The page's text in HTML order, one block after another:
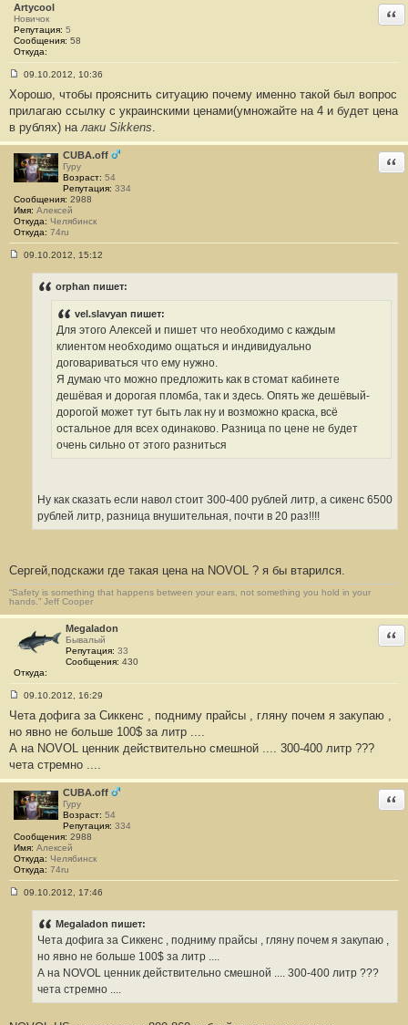
Artycool
Новичок
Репутация: 5
Сообщения: 58
Откуда:
о
о
б
щ
е
н
и
е
#
09.10.2012, 10:36
Хорошо, чтобы прояснить ситуацию почему именно такой был вопрос
прилагаю ссылку с украинскими ценами(умножайте на 4 и будет цена
в рублях) на лаки Sikkens
CUBA.off
Гуру
Возраст: 54
Репутация: 334
Сообщения: 2988
Имя: Алексей
Откуда: Челябинск
Откуда: 74ru
09.10.2012, 15:12
orphan пишет:
vel.slavyan пишет:
Для этого Алексей и пишет что необходимо с каждым
клиентом необходимо ощаться и индивидуально
договариваться что ему нужно.
Я думаю что можно предложить как в стомат кабинете
дешёвая и дорогая пломба, так и здесь. Опять же дешёвый-
дорогой может тут быть лак ну и возможно краска, всё
остальное для всех одинаково. Разница по цене не будет
очень сильно от этого разниться
Ну как сказать если навол стоит 300-400 рублей литр, а сикенс 6500
рублей литр, разница внушительная, почти в 20 раз!!!!
Сергей,подскажи где такая цена на NOVOL ? я бы втарился.
“Safety is something that happens between your ears, not something you hold in your
hands.” Jeff Cooper
Megaladon
Бывалый
Репутация: 33
Сообщения: 430
Откуда:
о
б
щ
н
и
е
#
6
09.10.2012, 16:29
Чета дофига за Сиккенс , подниму прайсы , гляну почем я закупаю ,
но явно не больше 100$ за литр ....
А на NOVOL ценник действительно смешной .... 300-400 литр ???
чета стремно ....
CUBA.off
Гуру
Возраст: 54
Репутация: 334
Сообщения: 2988
Имя: Алексей
Откуда: Челябинск
Откуда: 74ru
09.10.2012, 17:46
Megaladon пишет:
Чета дофига за Сиккенс , подниму прайсы , гляну почем я закупаю ,
но явно не больше 100$ за литр ....
А на NOVOL ценник действительно смешной .... 300-400 литр ???
чета стремно ....